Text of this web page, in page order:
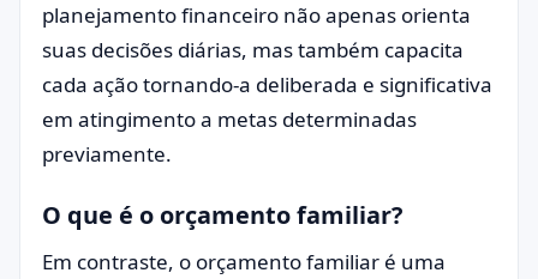
planejamento financeiro não apenas orienta
suas decisões diárias, mas também capacita
cada ação tornando-a deliberada e significativa
em atingimento a metas determinadas
previamente.
O que é o orçamento familiar?
Em contraste, o orçamento familiar é uma